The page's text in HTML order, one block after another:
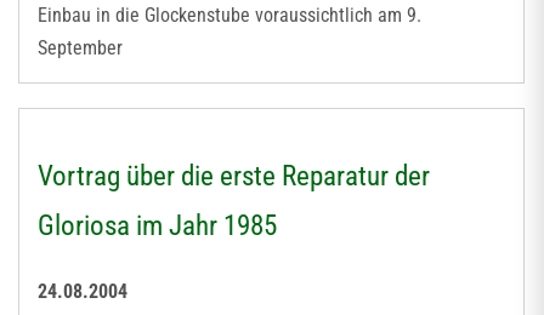
Einbau in die Glockenstube voraussichtlich am 9.
September
Vortrag über die erste Reparatur der
Gloriosa im Jahr 1985
24.08.2004